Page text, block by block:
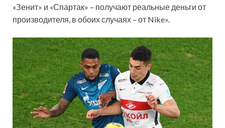
«Зенит» и «Спартак» – получают реальные деньги от
производителя, в обоих случаях – от Nike».